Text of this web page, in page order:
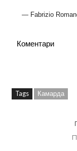
— Fabrizio
Коментари
Tags Камарда